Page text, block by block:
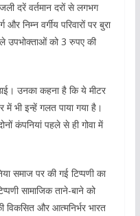
दरें वर्तमान दरों से लगभग
निम्न वर्गीय परिवारों पर बुरा
उपभोक्ताओं को 3 रुपए की
उनका कहना है कि ये मीटर
भी इन्हें गलत पाया गया है।
कंपनियां पहले से ही गोवा में
समाज पर की गई टिप्पणी का
सामाजिक ताने-बाने को
विकसित और आत्मनिर्भर भारत